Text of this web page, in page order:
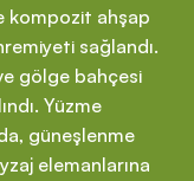
kompozit ahşap
sağlandı.
gölge bahçesi
Yüzme
güneşlenme
elemanlarına